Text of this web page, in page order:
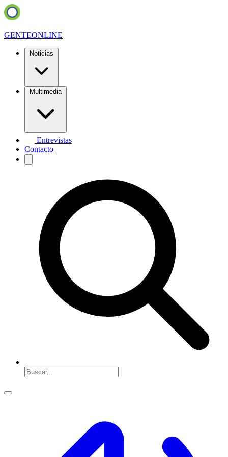
GENTEONLINE
Noticias
Multimedia
Entrevistas
Contacto